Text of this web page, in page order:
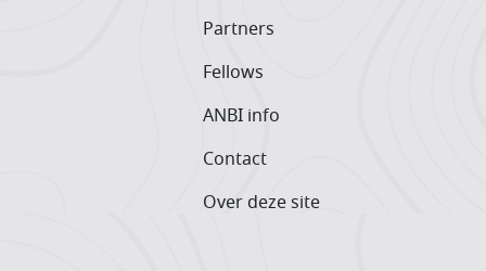
Partners
Fellows
ANBI info
Contact
Over deze site